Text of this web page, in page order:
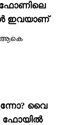
ഫോണിലെ
ഇവയാണ്
ആകെ
വൈ
ഫോയിൽ